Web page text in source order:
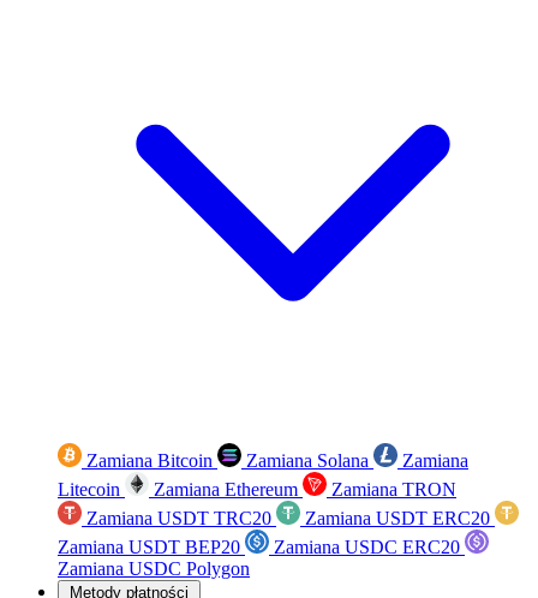
Zamiana Bitcoin Zamiana Solana
Zamiana
Litecoin
Zamiana Ethereum
Zamiana TRON
Zamiana USDT TRC20
Zamiana USDT ERC20
Zamiana USDT BEP20
Zamiana USDC ERC20
Zamiana USDC Polygon
Metody płatności